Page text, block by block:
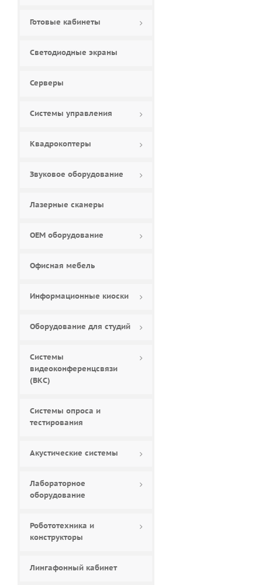
Готовые кабинеты
Светодиодные экраны
Серверы
Системы управления
Квадрокоптеры
Звуковое оборудование
Лазерные сканеры
ОЕМ оборудование
Офисная мебель
Информационные киоски
Оборудование для студий
Системы
видеоконференцсвязи
(ВКС)
Системы опроса и
тестирования
Акустические системы
Лабораторное
оборудование
Робототехника и
конструкторы
Лингафонный кабинет